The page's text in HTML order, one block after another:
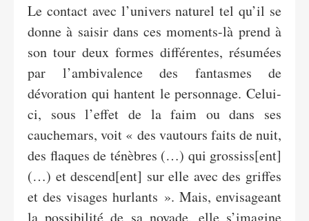
Le contact avec l’univers naturel tel qu’il se
donne à saisir dans ces moments-là prend à
son tour deux formes différentes, résumées
par l’ambivalence des fantasmes de
dévoration qui hantent le personnage. Celui-
ci, sous l’effet de la faim ou dans ses
cauchemars, voit « des vautours faits de nuit,
des flaques de ténèbres (…) qui grossiss[ent]
(…) et descend[ent] sur elle avec des griffes
et des visages hurlants ». Mais, envisageant
la possibilité de sa noyade, elle s’imagine